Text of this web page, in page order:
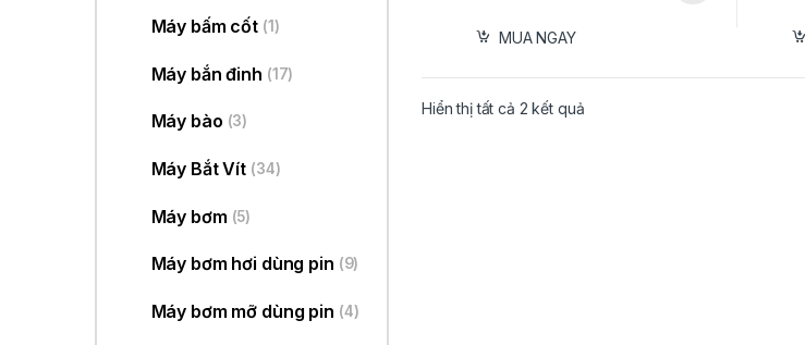
MUA NGAY
Hiển thị tất cả 2 kết quả
Máy bấm cốt (1)
Máy bắn đinh (17)
Máy bào (3)
Máy Bắt Vít (34)
Máy bơm (5)
Máy bơm hơi dùng pin (9)
Máy bơm mỡ dùng pin (4)